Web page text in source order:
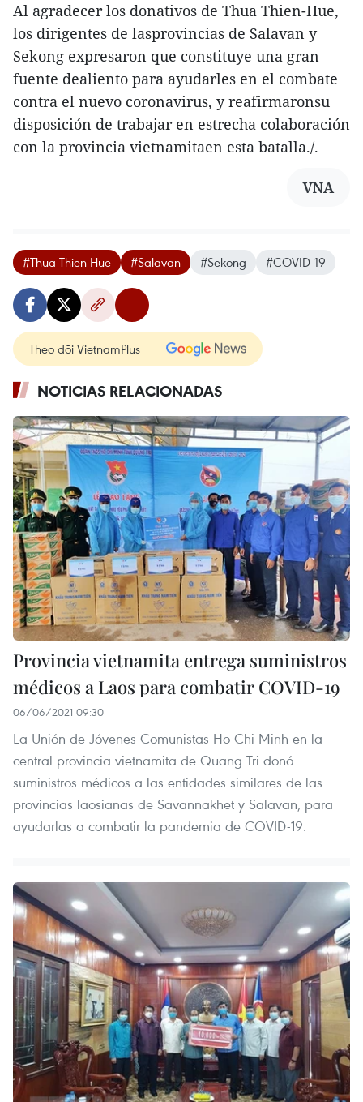
Al agradecer los donativos de Thua Thien-Hue,
los dirigentes de lasprovincias de Salavan y
Sekong expresaron que constituye una gran
fuente dealiento para ayudarles en el combate
contra el nuevo coronavirus, y reafirmaronsu
disposición de trabajar en estrecha colaboración
con la provincia vietnamitaen esta batalla./.
VNA
#Thua Thien-Hue #Salavan #Sekong #COVID-19
Theo dõi VietnamPlus
NOTICIAS RELACIONADAS
Provincia vietnamita entrega suministros
médicos a Laos para combatir COVID-19
06/06/2021 09:30
La Unión de Jóvenes Comunistas Ho Chi Minh en la
central provincia vietnamita de Quang Tri donó
suministros médicos a las entidades similares de las
provincias laosianas de Savannakhet y Salavan, para
ayudarlas a combatir la pandemia de COVID-19.